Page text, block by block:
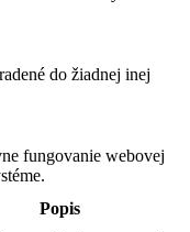
do žiadnej inej
fungovanie webovej
Popis